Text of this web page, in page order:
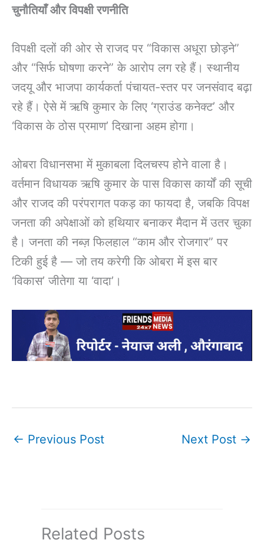
चुनौतियाँ और विपक्षी रणनीति
विपक्षी दलों की ओर से राजद पर “विकास अधूरा छोड़ने”
और “सिर्फ घोषणा करने” के आरोप लग रहे हैं। स्थानीय
जदयू और भाजपा कार्यकर्ता पंचायत-स्तर पर जनसंवाद बढ़ा
रहे हैं। ऐसे में ऋषि कुमार के लिए ‘ग्राउंड कनेक्ट’ और
‘विकास के ठोस प्रमाण’ दिखाना अहम होगा।
ओबरा विधानसभा में मुकाबला दिलचस्प होने वाला है।
वर्तमान विधायक ऋषि कुमार के पास विकास कार्यों की सूची
और राजद की परंपरागत पकड़ का फायदा है, जबकि विपक्ष
जनता की अपेक्षाओं को हथियार बनाकर मैदान में उतर चुका
है। जनता की नब्ज़ फिलहाल “काम और रोजगार” पर
टिकी हुई है — जो तय करेगी कि ओबरा में इस बार
‘विकास’ जीतेगा या ‘वादा’।
← Previous Post Next Post →
Related Posts